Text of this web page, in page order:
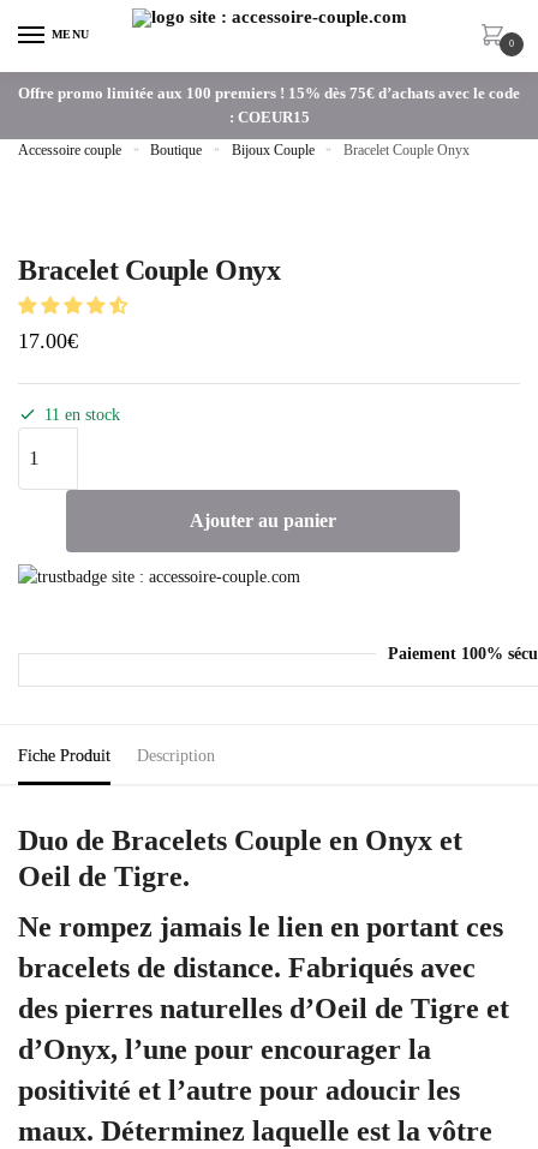
MENU
0
Offre promo limitée aux 100 premiers ! 15% dès 75€ d’achats avec le code
: COEUR15
Accessoire couple » Boutique » Bijoux Couple » Bracelet Couple Onyx
Bracelet Couple Onyx
17.00€
11 en stock
Ajouter au panier
Paiement 100%
Fiche Produit Description
Duo de Bracelets Couple en Onyx et
Oeil de Tigre.
Ne rompez jamais le lien en portant ces
bracelets de distance. Fabriqués avec
des pierres naturelles d’Oeil de Tigre et
d’Onyx, l’une pour encourager la
positivité et l’autre pour adoucir les
maux. Déterminez laquelle est la vôtre